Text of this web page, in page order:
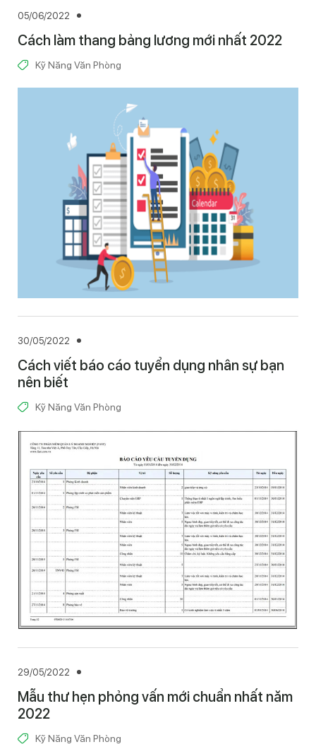
05/06/2022
Cách làm thang bảng lương mới nhất 2022
Kỹ Năng Văn Phòng
30/05/2022
Cách viết báo cáo tuyển dụng nhân sự bạn
nên biết
Kỹ Năng Văn Phòng
29/05/2022
Mẫu thư hẹn phỏng vấn mới chuẩn nhất năm
2022
Kỹ Năng Văn Phòng